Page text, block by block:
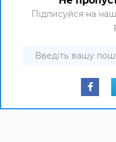
Підписуйся на